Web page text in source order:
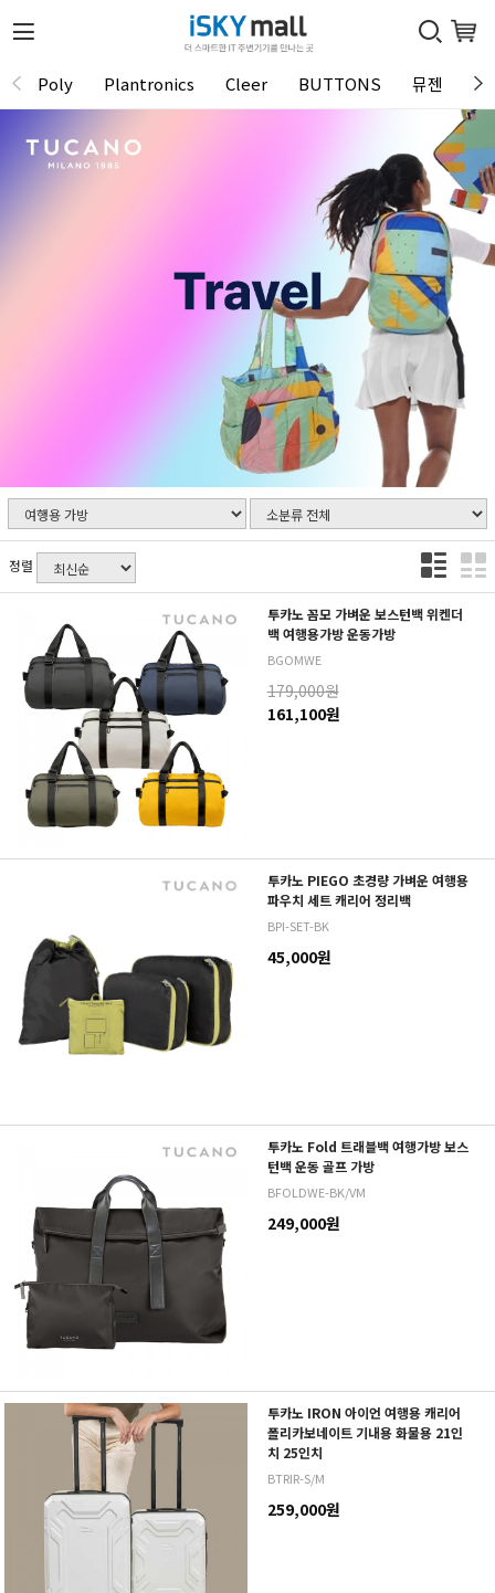
Poly Plantronics Cleer BUTTONS 뮤젠
1 / 0
정렬
투카노 꼼모 가벼운 보스턴백 위켄더
백 여행용가방 운동가방
BGOMWE
179,000원
161,100원
투카노 PIEGO 초경량 가벼운 여행용
파우치 세트 캐리어 정리백
BPI-SET-BK
45,000원
투카노 Fold 트래블백 여행가방 보스
턴백 운동 골프 가방
BFOLDWE-BK/VM
249,000원
투카노 IRON 아이언 여행용 캐리어
폴리카보네이트 기내용 화물용 21인
치 25인치
BTRIR-S/M
259,000원